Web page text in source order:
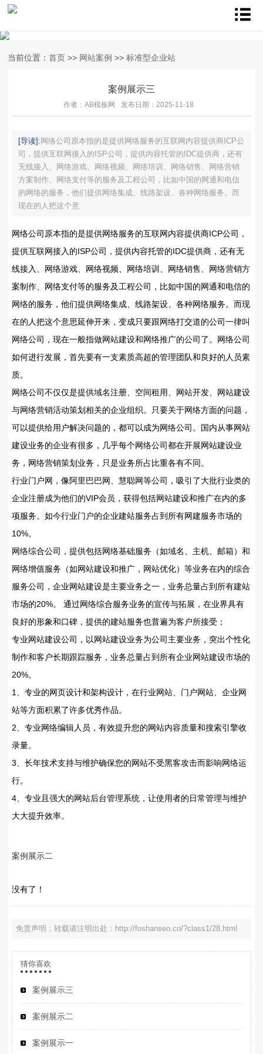
当前位置： 首页 >> 网站案例 >> 标准型企业站
案例展示三
作者：AB模板网 发布日期：2025-11-18
[导读]:网络公司原本指的是提供网络服务的互联网内容提供商ICP公
司，提供互联网接入的ISP公司，提供内容托管的IDC提供商，还有
无线接入、网络游戏、网络视频、网络培训、网络销售、网络营销
方案制作、网络支付等的服务及工程公司，比如中国的网通和电信
的网络的服务，他们提供网络集成、线路架设、各种网络服务。而
现在的人把这个意
网络公司原本指的是提供网络服务的互联网内容提供商ICP公司，
提供互联网接入的ISP公司，提供内容托管的IDC提供商，还有无
线接入、网络游戏、网络视频、网络培训、网络销售、网络营销方
案制作、网络支付等的服务及工程公司，比如中国的网通和电信的
网络的服务，他们提供网络集成、线路架设、各种网络服务。而现
在的人把这个意思延伸开来，变成只要跟网络打交道的公司一律叫
网络公司，现在一般指做网站建设和网络推广的公司了。网络公司
如何进行发展，首先要有一支素质高超的管理团队和良好的人员素
质。
网络公司不仅仅是提供域名注册、空间租用、网站开发、网站建设
与网络营销活动策划相关的企业组织。只要关于网络方面的问题，
可以提供给用户解决问题的，都可以成为网络公司。国内从事网站
建设业务的企业有很多，几乎每个网络公司都在开展网站建设业
务，网络营销策划业务，只是业务所占比重各有不同。
行业门户网，像阿里巴巴网、慧聪网等公司，吸引了大批行业类的
企业注册成为他们的VIP会员，获得包括网站建设和推广在内的多
项服务。如今行业门户的企业建站服务占到所有网建服务市场的
10%。
网络综合公司，提供包括网络基础服务（如域名、主机、邮箱）和
网络增值服务（如网站建设和推广，网站优化）等业务在内的综合
服务公司，企业网站建设是主要业务之一，业务总量占到所有建站
市场的20%。 通过网络综合服务业务的宣传与拓展，在业界具有
良好的形象和口碑，提供的建站服务也普遍为客户所接受；
专业网站建设公司，以网站建设业务为公司主要业务，突出个性化
制作和客户长期跟踪服务，业务总量占到所有企业网站建设市场的
20%。
1、专业的网页设计和架构设计，在行业网站、门户网站、企业网
站等方面积累了许多优秀作品。
2、专业网络编辑人员，有效提升您的网站内容质量和搜索引擎收
录量。
3、长年技术支持与维护确保您的网站不受黑客攻击而影响网络运
行。
4、专业且强大的网站后台管理系统，让使用者的日常管理与维护
大大提升效率。
案例展示二
没有了！
免责声明：转载请注明出处：http://foshanseo.cn/?class1/28.html
猜你喜欢
案例展示三
案例展示二
案例展示一